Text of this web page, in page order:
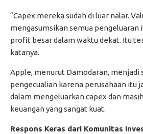
“Capex mereka sudah di luar nalar.
mengasumsikan semua pengeluaran
profit besar dalam waktu dekat. Itu
katanya.
Apple, menurut Damodaran, menjadi
pengecualian karena perusahaan itu
dalam mengeluarkan capex dan
keuangan yang sangat kuat.
Respons Keras dari Komunitas